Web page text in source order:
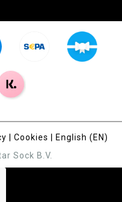
Cookies
English (EN)
Sock B.V.